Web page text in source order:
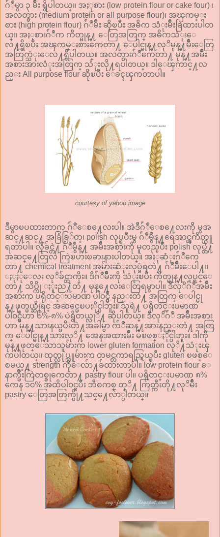
ဂ်ံဳမွာ ၃ မ်ိဳး ရွိပါတယ္။ အႏုစား (low protein flour or cake four) ၊
အလတ္စား (medium protein or all purpose flour)၊ အၾကမ္း
စား (high protein flour) ဂ်ံဳမ်ိဳး ဆိုၿပီး အဓိက သံုးမ်ိဳးခြဲထားပါတ
ယ္။ အႏုစားဂ်ံဳက ကိတ္မုန္႔ ေတြအတြက္ အဓိကသံုးေ
လ႔ရွိၿပီး အၾကမ္းစားကေတာ႔ ေပါင္မုန္႔လုိမုန္႔မ်ိဳးေတြ
အတြက္သံုးေလ႔ရွိပါတယ္။ အလတ္စားဂ်ံဳကေတာ႔ မုန္႔အမ်ိဳး
အစားအားလံုးအတြက္ သံုးလို႔ရပါတယ္။ ဒါေၾကာင္႔လ
ည္း All purpose flour ဆိုၿပီး ေခၚၾကတာပါ။
courtesy of yahoo image
ဒီမွာၿပထားတာက ဂ်ံဳေစ႔ေလးပါ။ အဲဒီဂ်ံဳေစ႔ေလးကို မွအ
ဆင္႔ဆင္႔ အခြံခြ်တ္၊ polish လုပ္ၿပီးမွ ဂ်ံဳမွဳန္႔ရေအာင္ၾကိတ္ယူ
ရတာပါ။ လိုခ်င္တဲ႔ ဂ်ံဳမွဳန္႔ အမ်ိဳးအစားကို မူတည္ၿပီး polish လုပ္တဲ႔
အဆင္႔ေတြလဲ ကြဲၿပားၿခားနားပါတယ္။ အႏုဆံုးဂ်ံဳကေ
တာ႔ chemical treatment အမ်ားဆံုးလုပ္ခံရတဲ႔ ဂ်ံဳမ်ိဳးေပါ႔။
ႏုႏုေလး လုိခ်င္တာကိုး။ ဒီဂ်ံဳမ်ိဳးကို သံုးၿပီး ကိတ္မုန္႔လုပ္ရင္ေ
တာ႔ သိပ္ကို ႏူးည႔ံတဲ႔ မုန္႔ေလးေတြရမွာပါ။ ဒီလုိဂ်ံဳအမ်ိဳး
အစားက ပရိုတင္းပမာဏ ပါ၀င္မွဳ နည္းတဲ႔ အတြက္ ေပါင္မု
န္႔ဖုတ္မယ္ဆိုရင္ အဆင္မေၿပႏိုင္ပါဘူး။ သူရဲ႔ ပရိုတင္းပမာဏ
ပါ၀င္မွဳဟာ ၆%-၈% ပဲရွိတယ္လုိ႔ ဆိုပါတယ္။ ဒီလုိဂ်ံဳ အမ်ိဳးအစား
ဟာ မုန္႔သားနယ္ၿပီးတဲ႔အခါမွာ က်ံဳဆန္႔အားနည္းတဲ႔ အတြ
က္ ေပါင္မုန္႔သားလုိ႔ အေနအထားမ်ိဳး မၿဖစ္ႏိုင္ပါဘူး။ ဒါကို
မုန္႔ဖုတ္ေသာသူမ်ားက lower gluten formation လုိ႔သံုးၾ
ကပါတယ္။ ထုတ္လုပ္သူမ်ားက တမင္တကာရည္ရြယ္ၿပီး gluten ၿဖစ္ေ
စမယ္႔ strength ကိုေလ်ာ႔ခ်ထားတာပါ။ low protein flour ေ
နာက္မ်ိဳးကြဲတစ္ခုကေတာ႔ pastry flour ပါ။ ပရိုတင္းပမာဏ ၈%
ကေန ၁၀% အထိပါ၀င္ၿပီး ဘီစကစ္ တုိ႔ ကြတ္ကီးတို႔လုိမ်ိဳး
pastry ေတြအတြက္ပို႔သင္႔ေလ်ာ္ပါတယ္။